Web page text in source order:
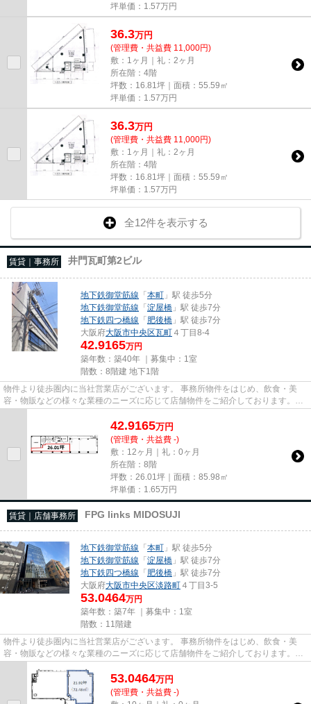
坪単価： 1.57万円
36.3万円
(管理費・共益費 11,000円)
敷：1ヶ月｜礼：2ヶ月
所在階：4階
坪数：16.81坪｜面積：55.59㎡
坪単価： 1.57万円
36.3万円
(管理費・共益費 11,000円)
敷：1ヶ月｜礼：2ヶ月
所在階：4階
坪数：16.81坪｜面積：55.59㎡
坪単価： 1.57万円
全12件を表示する
賃貸｜事務所 井門瓦町第2ビル
地下鉄御堂筋線 「本町 」駅 徒歩5分
地下鉄御堂筋線 「淀屋橋 」駅 徒歩7分
地下鉄四つ橋線 「肥後橋 」駅 徒歩7分
大阪府大阪市中央区瓦町 ４丁目8-4
42.9165万円
築年数：築40年 ｜募集中： 1室
階数：8階建 地下1階
物件より徒歩圏内に当社営業店がございます。 事務所物件をはじめ、飲食・美
容・物販などの様々な業種のニーズに応じて店舗物件をご紹介しております。
尚、弊社ではおとり広告は一切...
42.9165万円
(管理費・共益費 -)
敷：12ヶ月｜礼：0ヶ月
所在階：8階
坪数：26.01坪｜面積：85.98㎡
坪単価： 1.65万円
賃貸｜店舗事務所 FPG links MIDOSUJI
地下鉄御堂筋線 「本町 」駅 徒歩5分
地下鉄御堂筋線 「淀屋橋 」駅 徒歩7分
地下鉄四つ橋線 「肥後橋 」駅 徒歩7分
大阪府大阪市中央区淡路町 ４丁目3-5
53.0464万円
築年数：築7年 ｜募集中： 1室
階数：11階建
物件より徒歩圏内に当社営業店がございます。 事務所物件をはじめ、飲食・美
容・物販などの様々な業種のニーズに応じて店舗物件をご紹介しております。
尚、弊社ではおとり広告は一切...
53.0464万円
(管理費・共益費 -)